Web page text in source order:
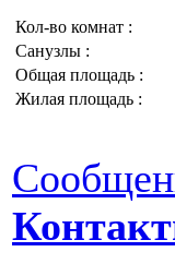
Кол-во комнат :
Санузлы :
Общая площадь :
Жилая площадь :